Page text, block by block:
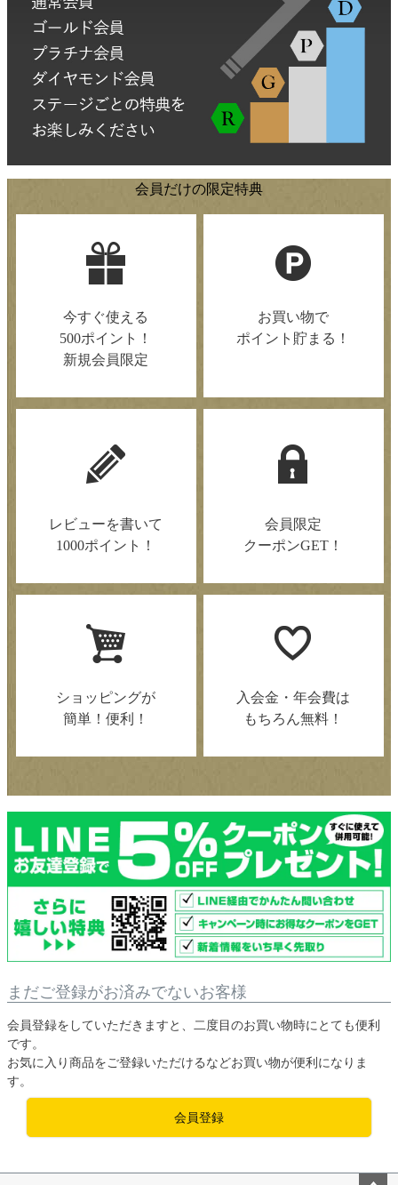
会員だけの限定特典
今すぐ使える
500ポイント！
新規会員限定
お買い物で
ポイント貯まる！
レビューを書いて
1000ポイント！
会員限定
クーポンGET！
ショッピングが
簡単！便利！
入会金・年会費は
もちろん無料！
まだご登録がお済みでないお客様
会員登録をしていただきますと、二度目のお買い物時にとても便利
です。
お気に入り商品をご登録いただけるなどお買い物が便利になりま
す。
会員登録